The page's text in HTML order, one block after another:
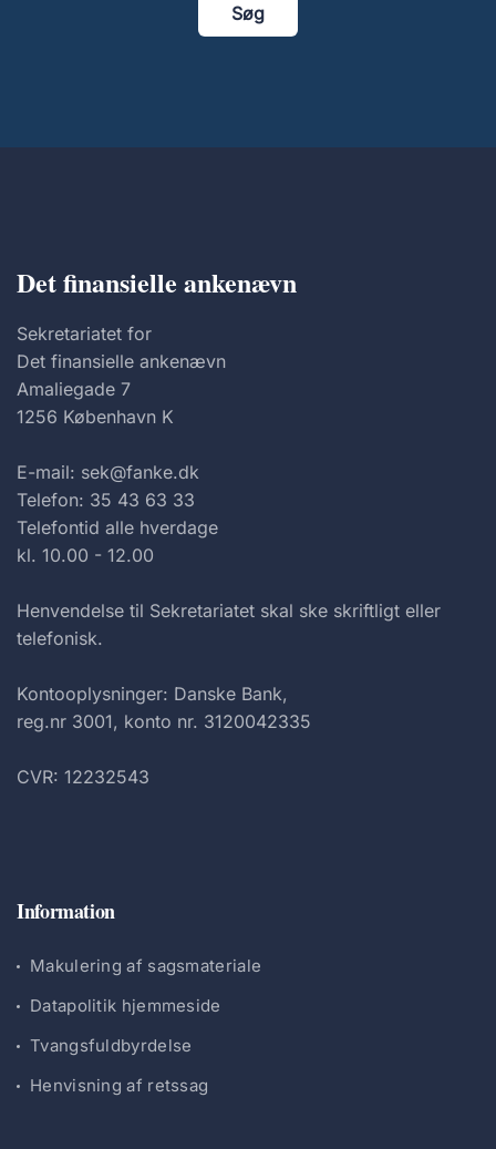
Søg
Det finansielle ankenævn
Sekretariatet for
Det finansielle ankenævn
Amaliegade 7
1256 København K
E-mail: sek@fanke.dk
Telefon: 35 43 63 33
Telefontid alle hverdage
kl. 10.00 - 12.00
Henvendelse til Sekretariatet skal ske skriftligt eller
telefonisk.
Kontooplysninger: Danske Bank,
reg.nr 3001, konto nr. 3120042335
CVR: 12232543
Information
Makulering af sagsmateriale
Datapolitik hjemmeside
Tvangsfuldbyrdelse
Henvisning af retssag